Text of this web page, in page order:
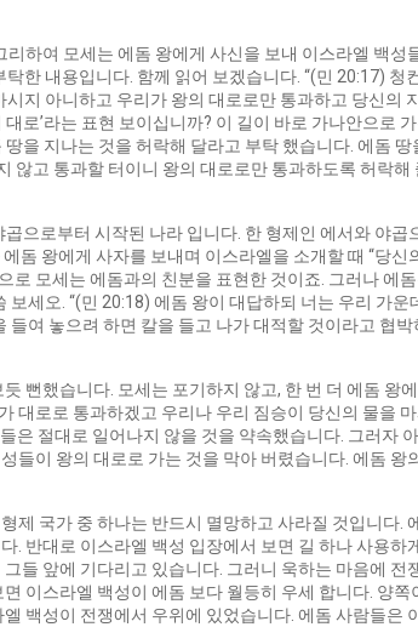
하여 모세는 에돔 왕에게 사신을 보내 이스라엘 백성
한 내용입니다. 함께 읽어 보겠습니다. “(민 20:17) 청
지 아니하고 우리가 왕의 대로로만 통과하고 당신의
로’라는 표현 보이십니까? 이 길이 바로 가나안으로
을 지나는 것을 허락해 달라고 부탁 했습니다. 에돔 땅
않고 통과할 터이니 왕의 대로로만 통과하도록 허락해
으로부터 시작된 나라 입니다. 한 형제인 에서와 야곱
돔 왕에게 사자를 보내며 이스라엘을 소개할 때 “당신
로 모세는 에돔과의 친분을 표현한 것이죠. 그러나 에
세오. “(민 20:18) 에돔 왕이 대답하되 너는 우리 가운
여 놓으려 하면 칼을 들고 나가 대적할 것이라고 협박
뻔했습니다. 모세는 포기하지 않고, 한 번 더 에돔 왕
대로로 통과하겠고 우리나 우리 짐승이 당신의 물을
은 절대로 일어나지 않을 것을 약속했습니다. 그러자
들이 왕의 대로로 가는 것을 막아 버렸습니다. 에돔 왕
제 국가 중 하나는 반드시 멸망하고 사라질 것입니다.
. 반대로 이스라엘 백성 입장에서 보면 길 하나 사용하
들 앞에 기다리고 있습니다. 그러니 욱하는 마음에 전
이스라엘 백성이 에돔 보다 월등히 우세 합니다. 양쪽
백성이 전쟁에서 우위에 있었습니다. 에돔 사람들은